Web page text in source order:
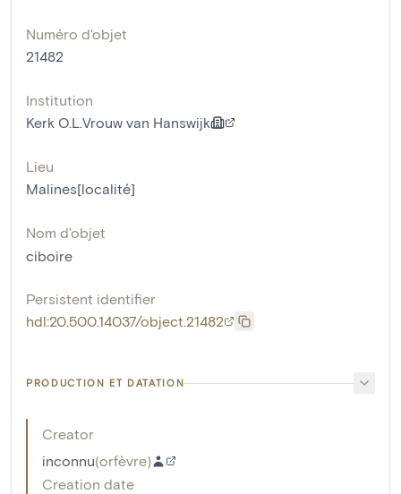
Numéro d'objet
21482
Institution
Kerk O.L.Vrouw van Hanswijk
Lieu
Malines[localité]
Nom d'objet
ciboire
Persistent identifier
hdl:20.500.14037/object.21482
PRODUCTION ET DATATION
Creator
inconnu(orfèvre)
Creation date